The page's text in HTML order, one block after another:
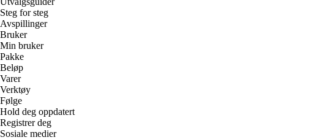
Steg for steg
Avspillinger
Bruker
Min bruker
Pakke
Beløp
Varer
Verktøy
Følge
Hold deg oppdatert
Registrer deg
Sosiale medier